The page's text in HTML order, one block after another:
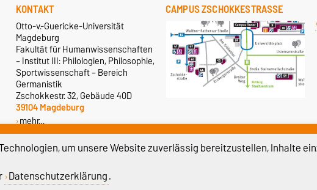
KONTAKT
Otto-v.-Guericke-Universität
Magdeburg
Fakultät für Humanwissenschaften
– Institut III: Philologien, Philosophie,
Sportwissenschaft – Bereich
Germanistik
Zschokkestr. 32, Gebäude 40D
39104 Magdeburg
mehr…
CAMPUS ZSCHOKKESTRASSE
um unsere Website zuverlässig bereitzustellen, Inhalte
Datenschutzerklärung.